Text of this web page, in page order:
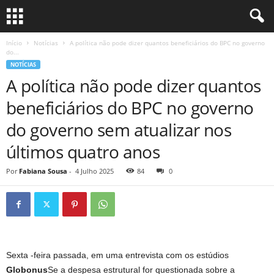
Início Notícias
A política não pode dizer quantos beneficiários do BPC no governo
do...
NOTÍCIAS
A política não pode dizer quantos
beneficiários do BPC no governo
do governo sem atualizar nos
últimos quatro anos
Por Fabiana Sousa - 4 Julho 2025 84 0
Sexta -feira passada, em uma entrevista com os estúdios
GlobonusSe a despesa estrutural for questionada sobre a